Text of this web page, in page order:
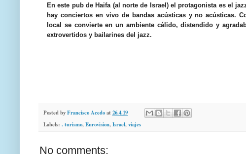
En este pub de Haifa (al norte de Israel) el protagonista es el
hay conciertos en vivo de bandas acústicas y no acústicas.
local se convierte en un ambiente cálido, distendido y
extrovertidos y bailarines del jazz.
Posted byFrancisco Acedoat 26.4.19
Labels: . turismo,Eurovision,Israel,viajes
No comments: